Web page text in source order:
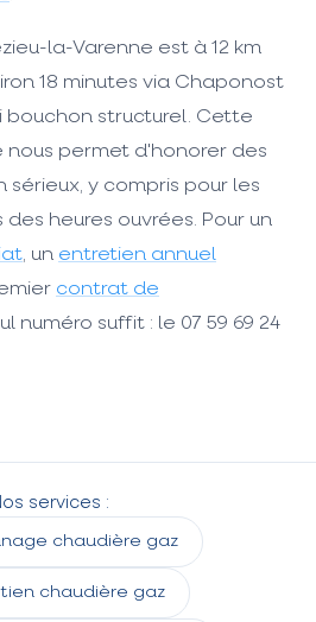
la-Varenne est à 12 km
18 minutes via Chaponost
structurel. Cette
nous permet d'honorer des
y compris pour les
heures ouvrées. Pour un
, un entretien annuel
contrat de
numéro suffit : le 07 59 69 24
services :
chaudière gaz
chaudière gaz